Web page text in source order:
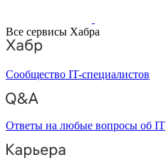
Все сервисы Хабра
Сообщество IT-специалистов
Ответы на любые вопросы об IT